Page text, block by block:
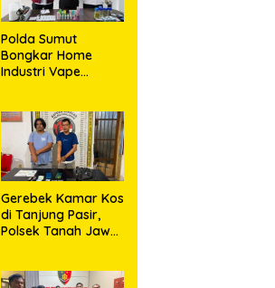
Polda Sumut
Bongkar Home
Industri Vape
Baku Diduga
Dipasok dari
Kamboja
Gerebek Kamar Kos
di Tanjung Pasir,
Polsek Tanah Jawa